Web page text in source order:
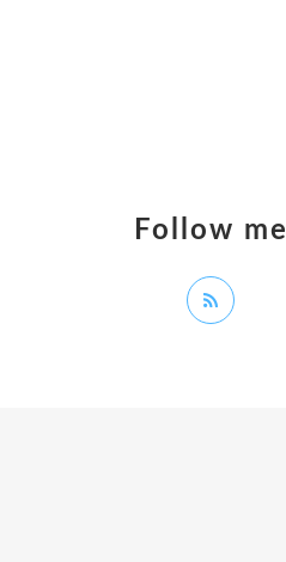
Follow me